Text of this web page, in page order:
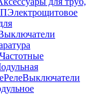
Электрощитовое
Частотные
РелеВыключатели